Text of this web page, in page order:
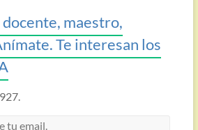
maestro,
Te interesan los